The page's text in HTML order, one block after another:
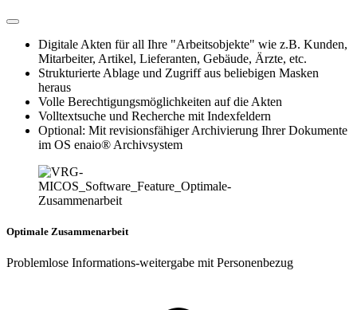
Digitale Akten für all Ihre "Arbeitsobjekte" wie z.B. Kunden,
Mitarbeiter, Artikel, Lieferanten, Gebäude, Ärzte, etc.
Strukturierte Ablage und Zugriff aus beliebigen Masken
heraus
Volle Berechtigungsmöglichkeiten auf die Akten
Volltextsuche und Recherche mit Indexfeldern
Optional: Mit revisionsfähiger Archivierung Ihrer Dokumente
im OS enaio® Archivsystem
Optimale Zusammenarbeit
Problemlose Informations-weitergabe mit Personenbezug